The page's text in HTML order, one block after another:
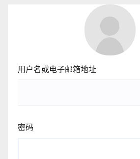
用户名或电子邮箱地址
密码